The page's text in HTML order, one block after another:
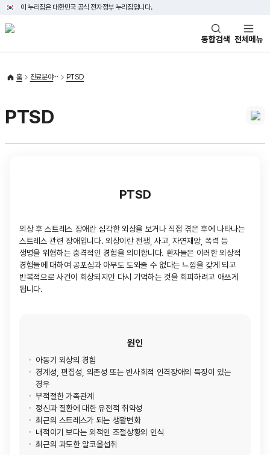
이 누리집은 대한민국 공식 전자정부 누리집입니다.
통합검색 전체메뉴
홈 진료분야 PTSD
PTSD
PTSD
외상 후 스트레스 장애란 심각한 외상을 보거나 직접 겪은 후에 나타나는
스트레스 관련 장애입니다. 외상이란 전쟁, 사고, 자연재앙, 폭력 등
생명을 위협하는 충격적인 경험을 의미합니다. 환자들은 이러한 외상적
경험들에 대하여 공포심과 아무도 도와줄 수 없다는 느낌을 갖게 되고
반복적으로 사건이 회상되지만 다시 기억하는 것을 회피하려고 애쓰게
됩니다.
원인
아동기 외상의 경험
경계성, 편집성, 의존성 또는 반사회적 인격장애의 특징이 있는
경우
부적절한 가족관계
정신과 질환에 대한 유전적 취약성
최근의 스트레스가 되는 생활변화
내적이기 보다는 외적인 조절상황의 인식
최근의 과도한 알코올섭취